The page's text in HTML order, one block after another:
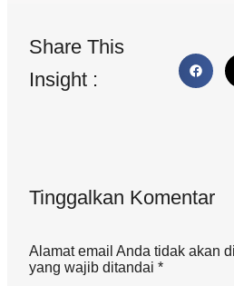
Share This
Insight :
Tinggalkan Komentar
Alamat email Anda tidak akan
yang wajib ditandai *